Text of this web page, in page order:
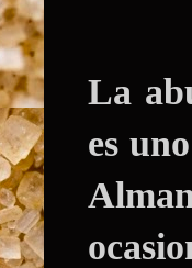
La
es